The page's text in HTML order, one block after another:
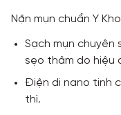
Nặn mụn chuẩn Y
Sạch mụn chuyên
sẹo thâm do hiệu
Điện di nano tinh
thì.